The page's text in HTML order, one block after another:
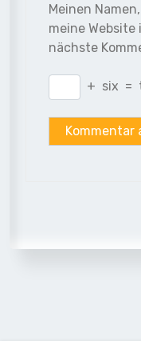
Meinen
meine
nächste
+ six =